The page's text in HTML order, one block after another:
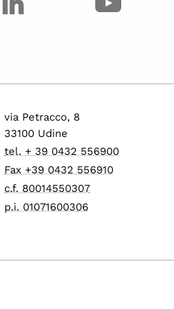
via Petracco, 8
33100 Udine
tel. + 39 0432 556900
Fax +39 0432 556910
c.f. 80014550307
p.i. 01071600306